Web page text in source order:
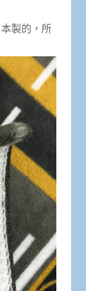
製的，所